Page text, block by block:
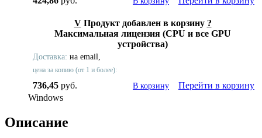
V Продукт добавлен в корзину ?
Максимальная лицензия (CPU и все GPU
устройства)
Доставка: на email,
цена за копию (от 1 и более):
736,45 руб. В корзину
Перейти в корзину
Windows
Описание